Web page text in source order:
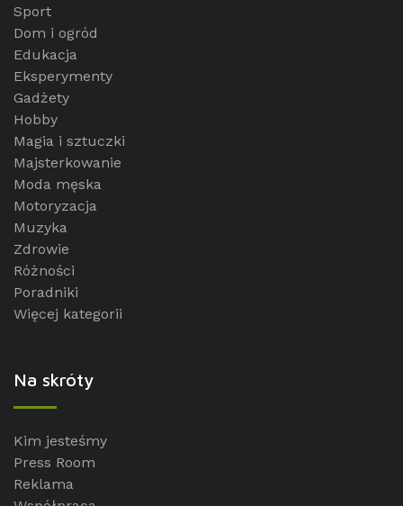
Sport
Dom i ogród
Edukacja
Eksperymenty
Gadżety
Hobby
Magia i sztuczki
Majsterkowanie
Moda męska
Motoryzacja
Muzyka
Zdrowie
Różności
Poradniki
Więcej kategorii
Na skróty
Kim jesteśmy
Press Room
Reklama